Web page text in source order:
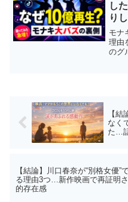
し
り
モナ
理由
のグ
【
なく
た…
【結論】川口春奈が“別格女優”
る理由3つ…新作映画で再証明
的存在感